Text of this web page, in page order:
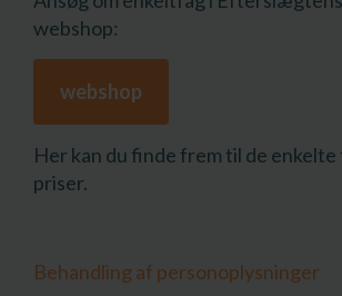
webshop:
webshop
Her kan du finde frem til de enkelte
priser.
Behandling af personoplysninger